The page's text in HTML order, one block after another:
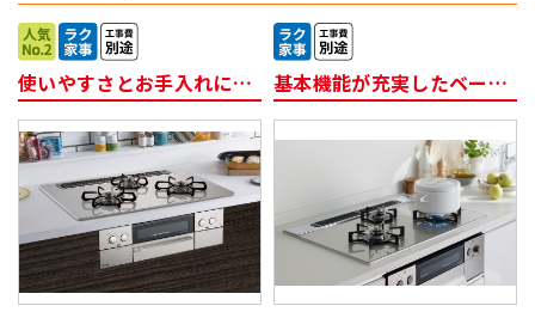
使いやすさとお手入れにこだわったコンロ 基本機能が充実したベーシックタイプ